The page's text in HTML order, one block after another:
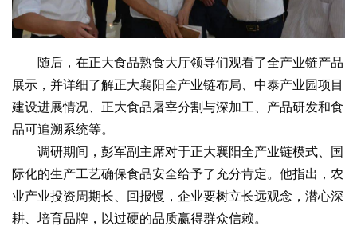
随后，在正大食品熟食大厅领导们观看了全产业链产品
展示，并详细了解正大襄阳全产业链布局、中泰产业园项目
建设进展情况、正大食品屠宰分割与深加工、产品研发和食
品可追溯系统等。
调研期间，彭军副主席对于正大襄阳全产业链模式、国
际化的生产工艺确保食品安全给予了充分肯定。他指出，农
业产业投资周期长、回报慢，企业要树立长远观念，潜心深
耕、培育品牌，以过硬的品质赢得群众信赖。